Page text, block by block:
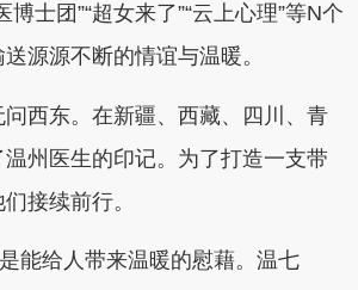
博士团”“超女来了”“云上心理”等N个
源源不断的情谊与温暖。
东。在新疆、西藏、四川、青
州医生的印记。为了打造一支带
接续前行。
给人带来温暖的慰藉。温七